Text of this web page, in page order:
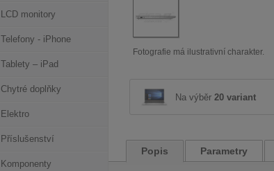
LCD monitory
Telefony - iPhone
Tablety – iPad
Chytré doplňky
Elektro
Příslušenství
Komponenty
Fotografie má ilustrativní charakter.
Na výběr 20 variant
Popis Parametry